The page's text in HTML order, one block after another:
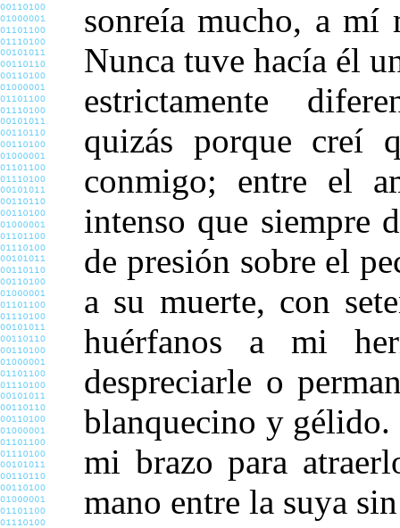
sonreía mucho, a mí
Nunca tuve hacía él
estrictamente
quizás porque creí
conmigo; entre el
intenso que siempre
de presión sobre el
a su muerte, con
huérfanos a mi
despreciarle o
blanquecino y gélido.
mi brazo para
mano entre la suya